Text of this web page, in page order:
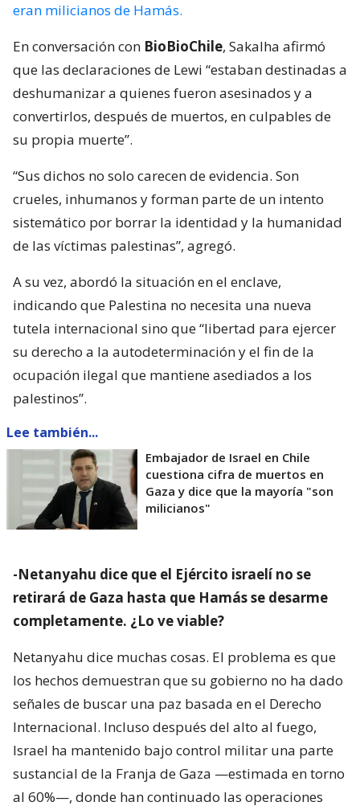
eran milicianos de Hamás.
En conversación con BioBioChile, Sakalha afirmó
que las declaraciones de Lewi “estaban destinadas a
deshumanizar a quienes fueron asesinados y a
convertirlos, después de muertos, en culpables de
su propia muerte”.
“Sus dichos no solo carecen de evidencia. Son
crueles, inhumanos y forman parte de un intento
sistemático por borrar la identidad y la humanidad
de las víctimas palestinas”, agregó.
A su vez, abordó la situación en el enclave,
indicando que Palestina no necesita una nueva
tutela internacional sino que “libertad para ejercer
su derecho a la autodeterminación y el fin de la
ocupación ilegal que mantiene asediados a los
palestinos”.
Lee también...
Embajador de Israel en Chile
cuestiona cifra de muertos en
Gaza y dice que la mayoría "son
milicianos"
-Netanyahu dice que el Ejército israelí no se
retirará de Gaza hasta que Hamás se desarme
completamente. ¿Lo ve viable?
Netanyahu dice muchas cosas. El problema es que
los hechos demuestran que su gobierno no ha dado
señales de buscar una paz basada en el Derecho
Internacional. Incluso después del alto al fuego,
Israel ha mantenido bajo control militar una parte
sustancial de la Franja de Gaza —estimada en torno
al 60%—, donde han continuado las operaciones